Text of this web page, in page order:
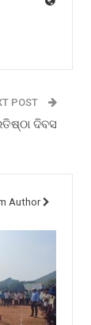
POST
ଦିବସ
Author